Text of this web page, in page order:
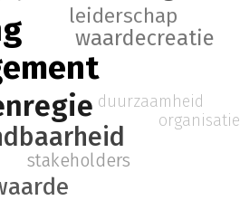
leiderschap
waardecreatie
stakeholders
duurzaamheid
organisatie